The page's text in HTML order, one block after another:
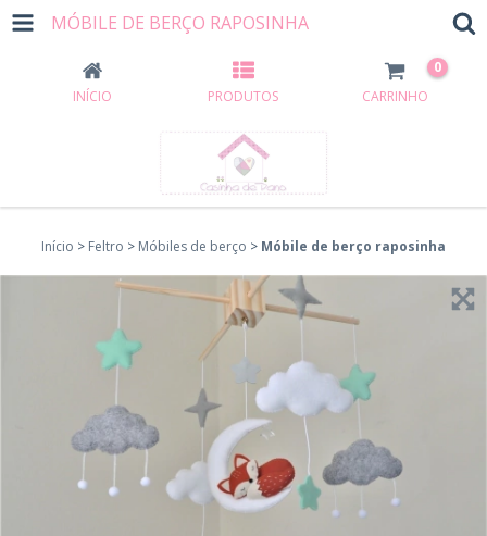
MÓBILE DE BERÇO RAPOSINHA
INÍCIO PRODUTOS CARRINHO
0
Início > Feltro > Móbiles de berço > Móbile de berço raposinha